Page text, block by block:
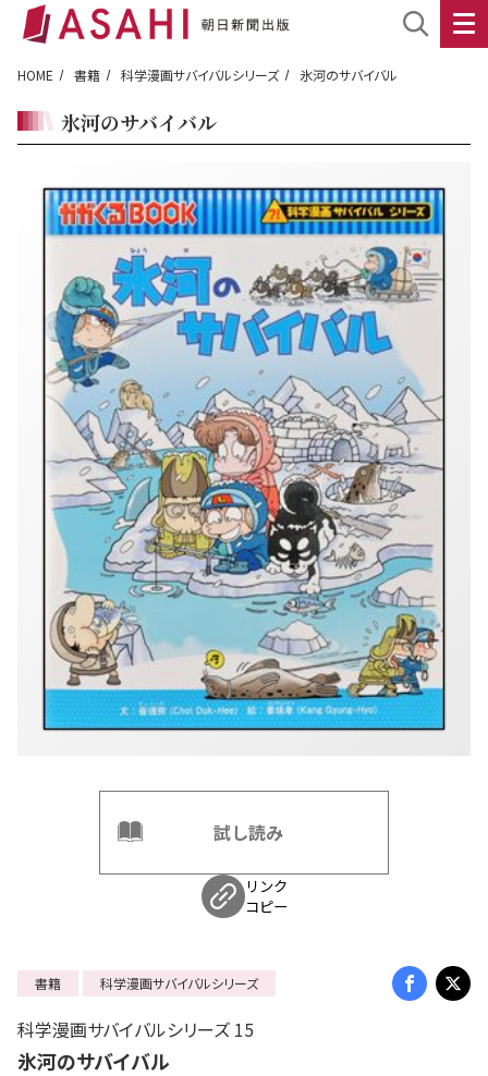
HOME 書籍 科学漫画サバイバルシリーズ 氷河のサバイバル
氷河のサバイバル
試し読み
リンク
コピー
書籍 科学漫画サバイバルシリーズ
科学漫画サバイバルシリーズ 15
氷河のサバイバル